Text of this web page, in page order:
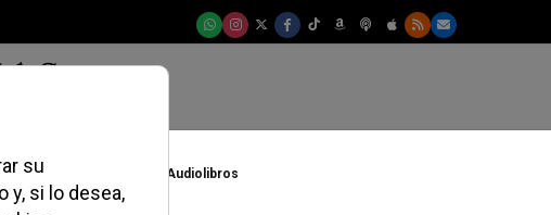
Podcast Audiolibros